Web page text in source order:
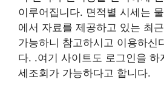
이루어집니다. 면적별 시세는
에서 자료를 제공하고 있는 최
가능하니 참고하시고 이용하신
다. .여기 사이트도 로그인을 하
세조회가 가능하다고 합니다.